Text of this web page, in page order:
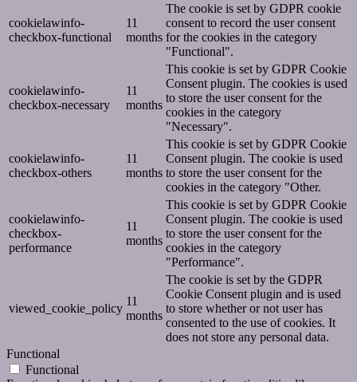
cookielawinfo-
checkbox-functional
11
months
The cookie is set by GDPR cookie
consent to record the user consent
for the cookies in the category
"Functional".
cookielawinfo-
checkbox-necessary
11
months
This cookie is set by GDPR Cookie
Consent plugin. The cookies is used
to store the user consent for the
cookies in the category
"Necessary".
cookielawinfo-
checkbox-others
11
months
This cookie is set by GDPR Cookie
Consent plugin. The cookie is used
to store the user consent for the
cookies in the category "Other.
cookielawinfo-
checkbox-
performance
11
months
This cookie is set by GDPR Cookie
Consent plugin. The cookie is used
to store the user consent for the
cookies in the category
"Performance".
viewed_cookie_policy
11
months
The cookie is set by the GDPR
Cookie Consent plugin and is used
to store whether or not user has
consented to the use of cookies. It
does not store any personal data.
Functional
Functional